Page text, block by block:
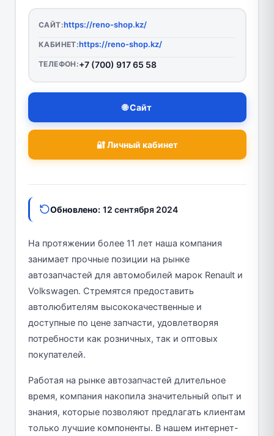
САЙТ:https://reno-shop.kz/
КАБИНЕТ:https://reno-shop.kz/
ТЕЛЕФОН:+7 (700) 917 65 58
🌐 Сайт
🔐 Личный кабинет
Обновлено: 12 сентября 2024
На протяжении более 11 лет наша компания
занимает прочные позиции на рынке
автозапчастей для автомобилей марок Renault и
Volkswagen. Стремятся предоставить
автолюбителям высококачественные и
доступные по цене запчасти, удовлетворяя
потребности как розничных, так и оптовых
покупателей.
Работая на рынке автозапчастей длительное
время, компания накопила значительный опыт и
знания, которые позволяют предлагать клиентам
только лучшие компоненты. В нашем интернет-